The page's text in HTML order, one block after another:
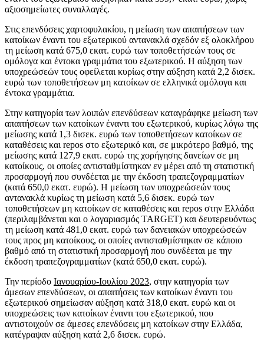
αξιοσημείωτες συναλλαγές.
Στις επενδύσεις χαρτοφυλακίου, η μείωση των απαιτήσεων των
κατοίκων έναντι του εξωτερικού αντανακλά σχεδόν εξ ολοκλήρου
τη μείωση κατά 675,0 εκατ. ευρώ των τοποθετήσεών τους σε
ομόλογα και έντοκα γραμμάτια του εξωτερικού. Η αύξηση των
υποχρεώσεών τους οφείλεται κυρίως στην αύξηση κατά 2,2 δισεκ.
ευρώ των τοποθετήσεων μη κατοίκων σε ελληνικά ομόλογα και
έντοκα γραμμάτια.
Στην κατηγορία των λοιπών επενδύσεων καταγράφηκε μείωση των
απαιτήσεων των κατοίκων έναντι του εξωτερικού, κυρίως λόγω της
μείωσης κατά 1,3 δισεκ. ευρώ των τοποθετήσεων κατοίκων σε
καταθέσεις και repos στο εξωτερικό και, σε μικρότερο βαθμό, της
μείωσης κατά 127,9 εκατ. ευρώ της χορήγησης δανείων σε μη
κατοίκους, οι οποίες αντισταθμίστηκαν εν μέρει από τη στατιστική
προσαρμογή που συνδέεται με την έκδοση τραπεζογραμματίων
(κατά 650,0 εκατ. ευρώ). Η μείωση των υποχρεώσεών τους
αντανακλά κυρίως τη μείωση κατά 5,6 δισεκ. ευρώ των
τοποθετήσεων μη κατοίκων σε καταθέσεις και repos στην Ελλάδα
(περιλαμβάνεται και ο λογαριασμός TARGET) και δευτερευόντως
τη μείωση κατά 481,0 εκατ. ευρώ των δανειακών υποχρεώσεών
τους προς μη κατοίκους, οι οποίες αντισταθμίστηκαν σε κάποιο
βαθμό από τη στατιστική προσαρμογή που συνδέεται με την
έκδοση τραπεζογραμματίων (κατά 650,0 εκατ. ευρώ).
Την περίοδο Ιανουαρίου-Ιουλίου 2023, στην κατηγορία των
άμεσων επενδύσεων, οι απαιτήσεις των κατοίκων έναντι του
εξωτερικού σημείωσαν αύξηση κατά 318,0 εκατ. ευρώ και οι
υποχρεώσεις των κατοίκων έναντι του εξωτερικού, που
αντιστοιχούν σε άμεσες επενδύσεις μη κατοίκων στην Ελλάδα,
κατέγραψαν αύξηση κατά 2,6 δισεκ. ευρώ.